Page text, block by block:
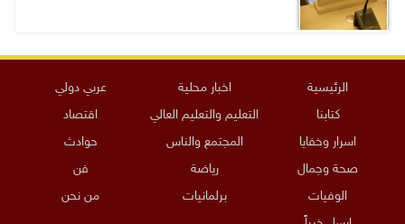
الرئيسية اخبار محلية
عربي دولي
كتابنا
التعليم والتعليم العالي
اقتصاد
اسرار وخفايا
المجتمع والناس
حوادث
صحة وجمال
رياضة
فن
الوفيات
برلمانيات
من نحن